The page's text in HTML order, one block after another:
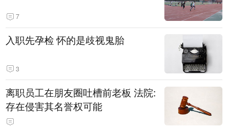
7
入职先孕检 怀的是歧视鬼胎
3
离职员工在朋友圈吐槽前老板 法院:
存在侵害其名誉权可能